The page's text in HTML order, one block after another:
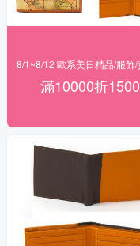
滿10000折1500